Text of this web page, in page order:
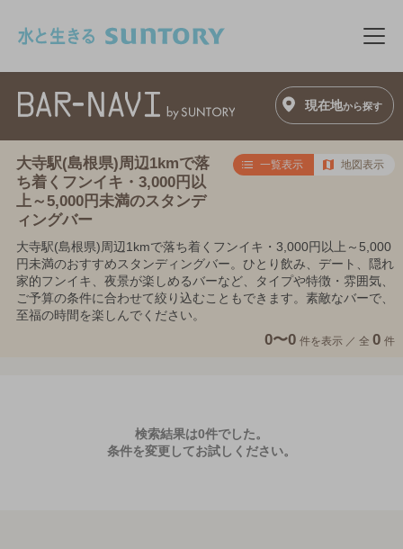
メ
現在地から探す
大寺駅(島根県)周辺1kmで落
ち着くフンイキ・3,000円以
上～5,000円未満のスタンデ
ィングバー
一覧表示 地図表示
大寺駅(島根県)周辺1kmで落ち着くフンイキ・3,000円以上～5,000
円未満のおすすめスタンディングバー。ひとり飲み、デート、隠れ
家的フンイキ、夜景が楽しめるバーなど、タイプや特徴・雰囲気、
ご予算の条件に合わせて絞り込むこともできます。素敵なバーで、
至福の時間を楽しんでください。
0〜0 件を表示 ／ 全 0 件
検索結果は0件でした。
条件を変更してお試しください。